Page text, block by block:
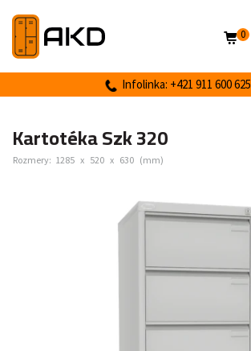
Infolinka: +421 911 600 625
0
Kartotéka Szk 320
Rozmery: 1285 x 520 x 630 (mm)